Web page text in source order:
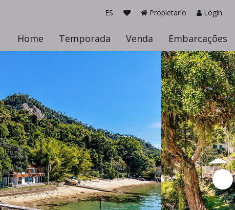
ES Propietario Login
Home Temporada Venda Embarcações